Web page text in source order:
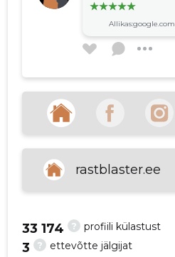
Allikas:google.com
Allikas:google.com
rastblaster.ee
? profiili külastust
33 174
? ettevõtte jälgijat
3